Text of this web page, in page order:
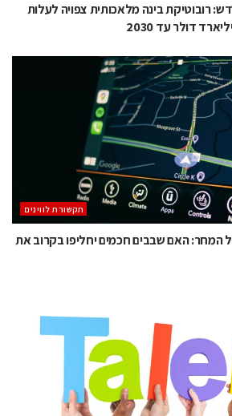
רובוטיקת בינה מלאכותית צפויה לעלות
תקשורת לווינים
המחר: האם שבבים חכמים יחליפו בקרוב את